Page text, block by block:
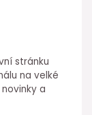
stránku
na velké
a